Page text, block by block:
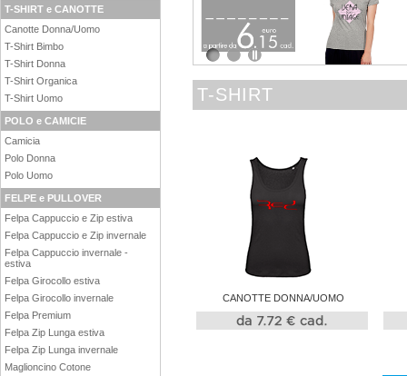
T-SHIRT e CANOTTE
Canotte Donna/Uomo
T-Shirt Bimbo
T-Shirt Donna
T-Shirt Organica
T-Shirt Uomo
POLO e CAMICIE
Camicia
Polo Donna
Polo Uomo
FELPE e PULLOVER
Felpa Cappuccio e Zip estiva
Felpa Cappuccio e Zip invernale
Felpa Cappuccio invernale -
estiva
Felpa Girocollo estiva
Felpa Girocollo invernale
Felpa Premium
Felpa Zip Lunga estiva
Felpa Zip Lunga invernale
Maglioncino Cotone
T-SHIRT
CANOTTE DONNA/UOMO